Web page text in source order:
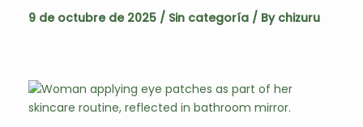
9 de octubre de 2025 / Sin categoría / By chizuru